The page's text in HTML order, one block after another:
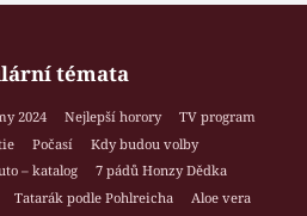
témata
2024 Nejlepší horory
TV program
Počasí
Kdy budou volby
– katalog
7 pádů Honzy Dědka
Tatarák podle Pohlreicha
Aloe vera